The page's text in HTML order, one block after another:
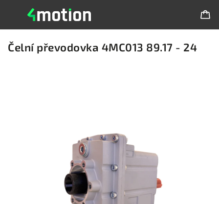
Čelní převodovka 4MC013 89.17 - 24